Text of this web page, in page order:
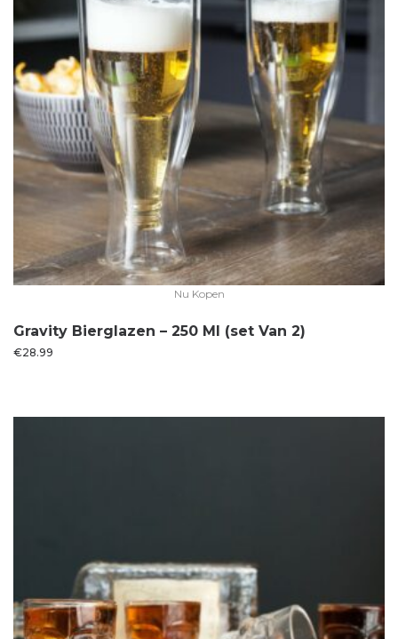
Nu Kopen
Gravity Bierglazen – 250 Ml (set Van 2)
€28.99